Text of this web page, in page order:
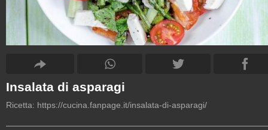
Insalata di asparagi
Ricetta: https://cucina.fanpage.it/insalata-di-asparagi/